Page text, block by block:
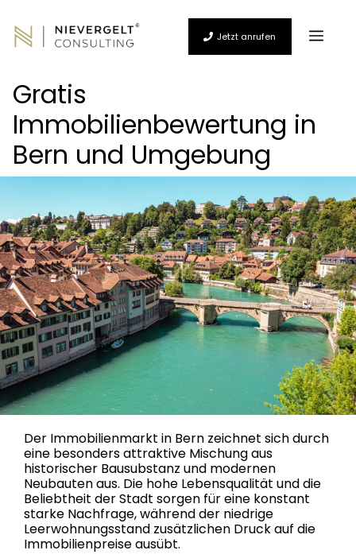
Inhalt
springen
Jetzt anrufen
Gratis
Immobilienbewertung in
Bern und Umgebung
Der Immobilienmarkt in Bern zeichnet sich durch
eine besonders attraktive Mischung aus
historischer Bausubstanz und modernen
Neubauten aus. Die hohe Lebensqualität und die
Beliebtheit der Stadt sorgen für eine konstant
starke Nachfrage, während der niedrige
Leerwohnungsstand zusätzlichen Druck auf die
Immobilienpreise ausübt.